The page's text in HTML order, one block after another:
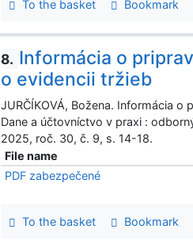
To the basket Bookmark
8. Informácia o
o evidencii tržieb
JURČÍKOVÁ, Božena. Informácia
Dane a účtovníctvo v praxi :
2025, roč. 30, č. 9, s. 14-18.
File name
PDF zabezpečené
To the basket Bookmark